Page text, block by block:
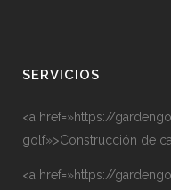
SERVICIOS
<a href=»https://
golf»>Construcción de
<a href=»https://